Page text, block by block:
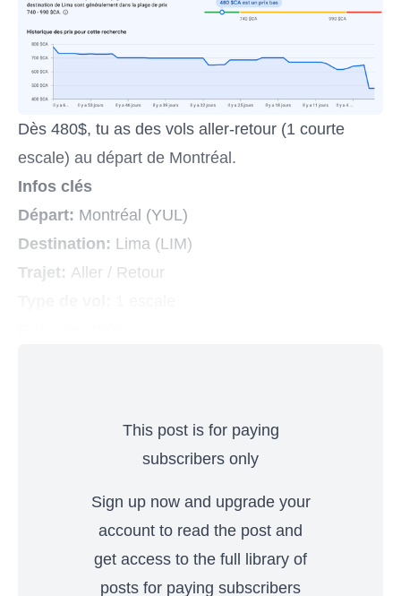
Dès 480$, tu as des vols aller-retour (1 courte
escale) au départ de Montréal.
Infos clés
Départ: Montréal (YUL)
Destination: Lima (LIM)
Trajet: Aller / Retour
This post is for paying
subscribers only
Sign up now and upgrade your
account to read the post and
get access to the full library of
posts for paying subscribers